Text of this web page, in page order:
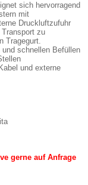
sich hervorragend
mit
Druckluftzufuhr
zu
Tragegurt.
schnellen Befüllen
und externe
gerne auf Anfrage